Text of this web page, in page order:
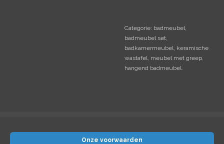
Categorie: badmeubel,
badmeubel set,
badkamermeubel, keramische
wastafel, meubel met greep,
hangend badmeubel.
Onze voorwaarden